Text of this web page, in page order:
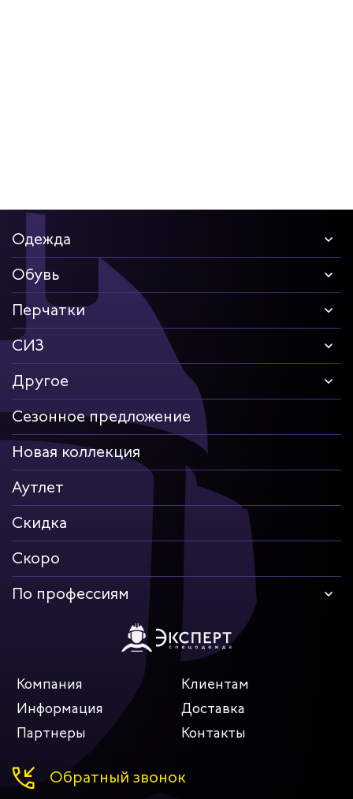
Одежда
Обувь
Перчатки
СИЗ
Другое
Сезонное предложение
Новая коллекция
Аутлет
Скидка
Скоро
По профессиям
Компания
Клиентам
Информация
Доставка
Партнеры
Контакты
Обратный звонок